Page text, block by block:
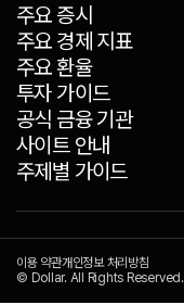
주요 증시
주요 경제 지표
주요 환율
투자 가이드
공식 금융 기관
사이트 안내
주제별 가이드
이용 약관개인정보 처리방침
© Dollar. All Rights Reserved.